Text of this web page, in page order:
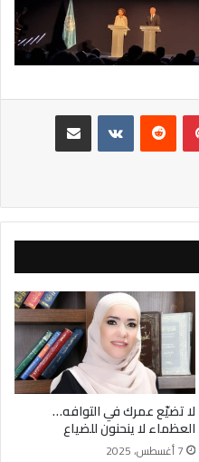
بينتيريست
مشاركة عبر البريد
لا تضيّع عمرك في التوافه…
العظماء لا ينحنون للضياع
7 أغسطس، 2025